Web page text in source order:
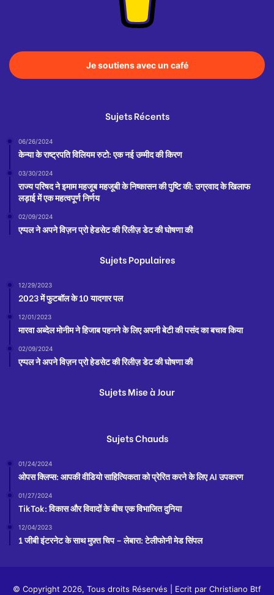
Je soutiens avec un café
Sujets Récents
06/26/2024
केन्या के राष्ट्रपति विलियम रुटो: एक नई उम्मीद की किरण
03/30/2024
राज्य परिषद ने इमाम महजूब महजूबी के निष्कासन की पुष्टि की: उग्रवाद के खिलाफ
लड़ाई में एक महत्वपूर्ण निर्णय
02/09/2024
एप्पल ने अपने विज़न प्रो हेडसेट की रिलीज़ डेट की घोषणा की
Sujets Populaires
12/29/2023
2023 में फुटबॉल के 10 यादगार पल
12/01/2023
मारवा अब्देल मोनीम ने हिजाब पहनने के लिए अपनी बेटी की पसंद का बचाव किया
02/09/2024
एप्पल ने अपने विज़न प्रो हेडसेट की रिलीज़ डेट की घोषणा की
Sujets Mise à Jour
Sujets Chauds
01/24/2024
ओपस क्लिप्स: आपकी वीडियो साहित्यिकता को प्रेरित करने के लिए AI उपकरण
01/27/2024
TikTok: विकास और विवादों के बीच एक विभाजित दुनिया
12/04/2023
1 जीबी इंटरनेट के साथ मुफ़्त चिप – लेबारा: टेलीफोनी मेड सिंपल
© Copyright 2026, Tous droits Réservés | Ecrit par Christiano Btf